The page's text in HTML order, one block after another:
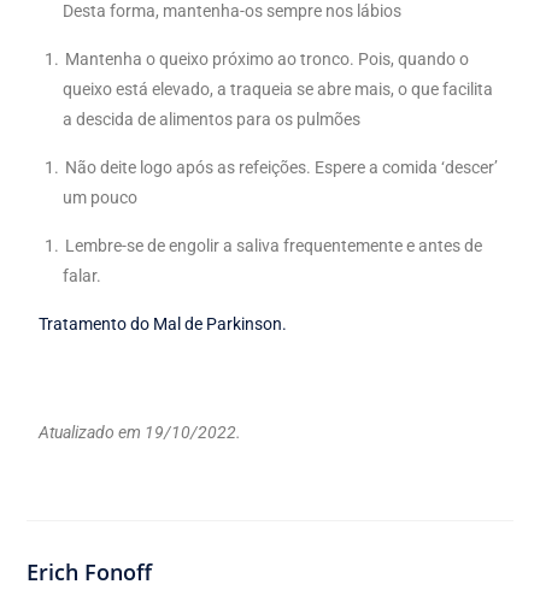
Desta forma, mantenha-os sempre nos lábios
Mantenha o queixo próximo ao tronco. Pois, quando o
queixo está elevado, a traqueia se abre mais, o que facilita
a descida de alimentos para os pulmões
Não deite logo após as refeições. Espere a comida ‘descer’
um pouco
Lembre-se de engolir a saliva frequentemente e antes de
falar.
Tratamento do Mal de Parkinson.
Atualizado em 19/10/2022.
Erich Fonoff